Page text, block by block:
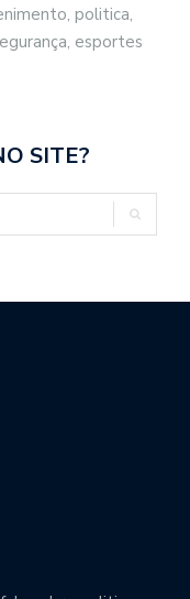
politica,
esportes
SITE?